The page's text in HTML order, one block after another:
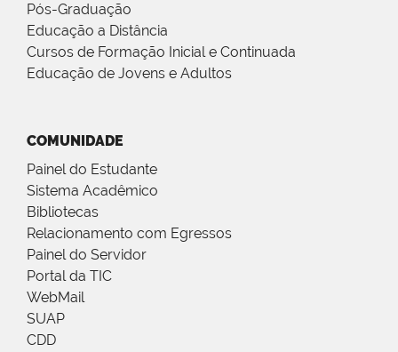
Pós-Graduação
Educação a Distância
Cursos de Formação Inicial e Continuada
Educação de Jovens e Adultos
COMUNIDADE
Painel do Estudante
Sistema Acadêmico
Bibliotecas
Relacionamento com Egressos
Painel do Servidor
Portal da TIC
WebMail
SUAP
CDD